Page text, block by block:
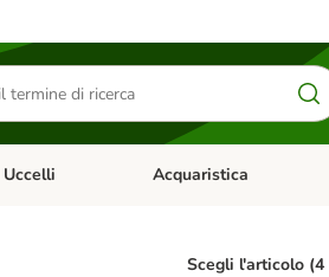
Menu Categoria: Piccoli animali
Uccelli Apri Menu Categoria: Uccelli
Acquaristica
Scegli l'articolo (4